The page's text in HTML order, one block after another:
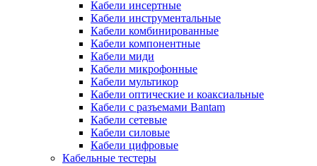
Кабели инсертные
Кабели инструментальные
Кабели комбинированные
Кабели компонентные
Кабели миди
Кабели микрофонные
Кабели мультикор
Кабели оптические и коаксиальные
Кабели с разъемами Bantam
Кабели сетевые
Кабели силовые
Кабели цифровые
Кабельные тестеры